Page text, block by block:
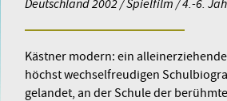
Deutschland 2002 / Spielfilm / 4.-6.
Kästner modern: ein
höchst wechselfreudigen
gelandet, an der Schule der